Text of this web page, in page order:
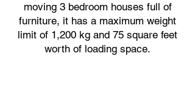
moving 3 bedroom houses full of
furniture, it has a maximum weight
limit of 1,200 kg and 75 square feet
worth of loading space.